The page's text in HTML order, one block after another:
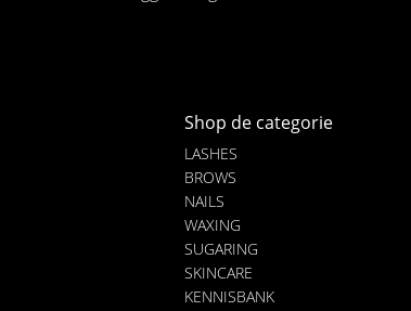
Shop de categorie
LASHES
BROWS
NAILS
WAXING
SUGARING
SKINCARE
KENNISBANK